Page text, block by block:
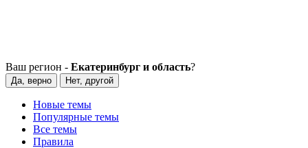
Ваш регион - Екатеринбург и область?
Да, верно Нет, другой
Новые темы
Популярные темы
Все темы
Правила